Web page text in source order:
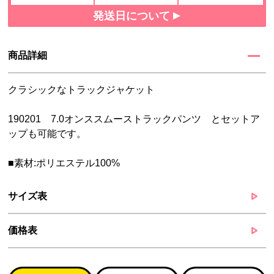
発送日について
商品詳細
クラシックなトラックジャケット
190201 7.0オンススムーストラックパンツ とセットア
ップも可能です。
■素材:ポリエステル100%
サイズ表
価格表